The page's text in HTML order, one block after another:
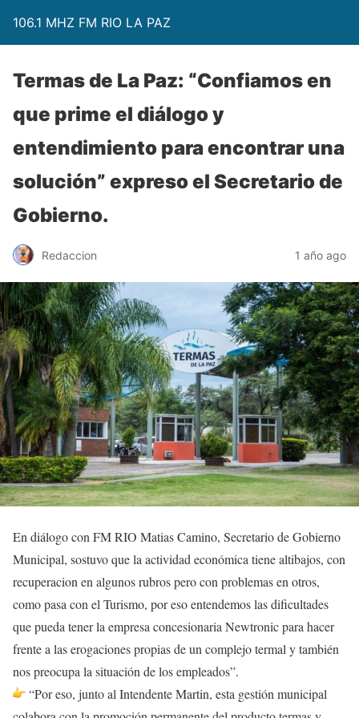
106.1 MHZ FM RIO LA PAZ
Termas de La Paz: “Confiamos en
que prime el diálogo y
entendimiento para encontrar una
solución” expreso el Secretario de
Gobierno.
Redaccion 1 año ago
En diálogo con FM RIO Matias Camino, Secretario de Gobierno
Municipal, sostuvo que la actividad económica tiene altibajos, con
recuperacion en algunos rubros pero con problemas en otros,
como pasa con el Turismo, por eso entendemos las dificultades
que pueda tener la empresa concesionaria Newtronic para hacer
frente a las erogaciones propias de un complejo termal y también
nos preocupa la situación de los empleados”.
“Por eso, junto al Intendente Martin, esta gestión municipal